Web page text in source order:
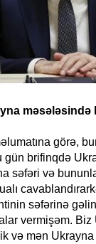
məsələsində
görə,
gün brifinqdə
səfəri və
səfərinə
vermişəm.
və mən